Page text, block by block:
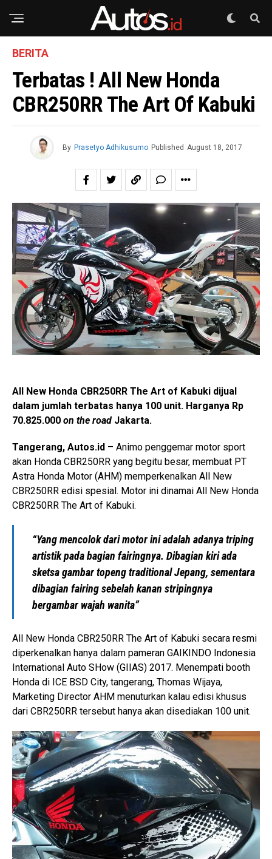
BERITA
Terbatas ! All New Honda
CBR250RR The Art Of Kabuki
By Prasetyo Adhikusumo Published August 18, 2017
All New Honda CBR250RR The Art of Kabuki dijual
dalam jumlah terbatas hanya 100 unit. Harganya Rp
70.825.000 on the road Jakarta.
Tangerang, Autos.id – Animo penggemar motor sport
akan Honda CBR250RR yang begitu besar, membuat PT
Astra Honda Motor (AHM) memperkenalkan All New
CBR250RR edisi spesial. Motor ini dinamai All New Honda
CBR250RR The Art of Kabuki.
“Yang mencolok dari motor ini adalah adanya triping
artistik pada bagian fairingnya. Dibagian kiri ada
sketsa gambar topeng traditional Jepang, sementara
dibagian fairing sebelah kanan stripingnya
bergambar wajah wanita”
All New Honda CBR250RR The Art of Kabuki secara resmi
diperkenalkan hanya dalam pameran GAIKINDO Indonesia
International Auto SHow (GIIAS) 2017. Menempati booth
Honda di ICE BSD City, tangerang, Thomas Wijaya,
Marketing Director AHM menuturkan kalau edisi khusus
dari CBR250RR tersebut hanya akan disediakan 100 unit.